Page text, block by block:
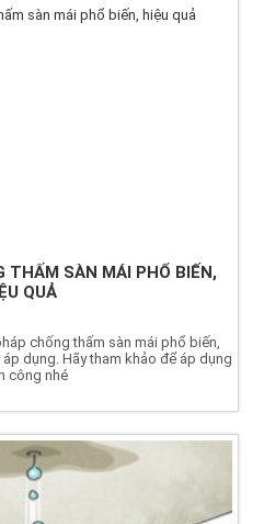
THẤM SÀN MÁI PHỔ BIẾN,
QUẢ
chống thấm sàn mái phổ biến,
dụng. Hãy tham khảo để áp dụng
công nhé